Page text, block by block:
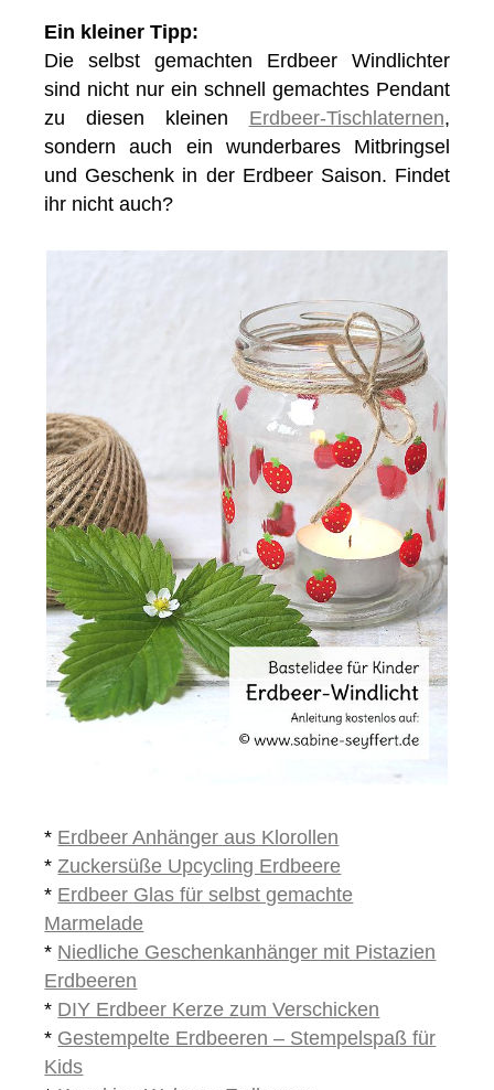
Ein kleiner Tipp:
Die selbst gemachten Erdbeer Windlichter
sind nicht nur ein schnell gemachtes Pendant
zu diesen kleinen Erdbeer-Tischlaternen,
sondern auch ein wunderbares Mitbringsel
und Geschenk in der Erdbeer Saison. Findet
ihr nicht auch?
* Erdbeer Anhänger aus Klorollen
*Zuckersüße Upcycling Erdbeere
* Erdbeer Glas für selbst gemachte
Marmelade
* Niedliche Geschenkanhänger mit Pistazien
Erdbeeren
* DIY Erdbeer Kerze zum Verschicken
* Gestempelte Erdbeeren – Stempelspaß für
Kids